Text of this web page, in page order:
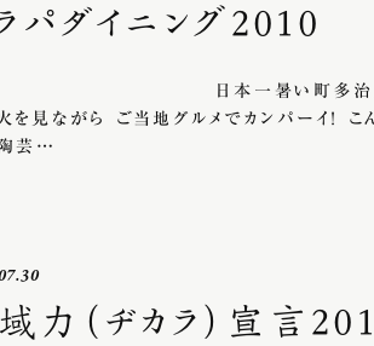
パダイニング2010
一暑い町多治見市（土
を見ながら ご当地グルメでカンパーイ！ こ
芸…
力（ヂカラ）宣